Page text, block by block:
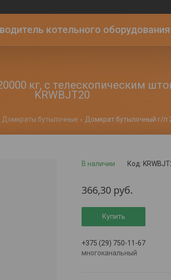
котельного
кг, с телескопическим
KRWBJT20
Домкраты бутылочные
В наличии Код:
366,30 руб.
Купить
+375 (29) 750-11-67
многоканальный